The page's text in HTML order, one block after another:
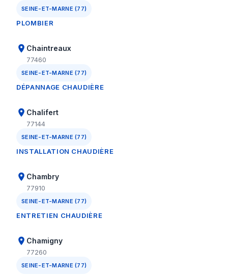
SEINE-ET-MARNE (77)
PLOMBIER
Chaintreaux
77460
SEINE-ET-MARNE (77)
DÉPANNAGE CHAUDIÈRE
Chalifert
77144
SEINE-ET-MARNE (77)
INSTALLATION CHAUDIÈRE
Chambry
77910
SEINE-ET-MARNE (77)
ENTRETIEN CHAUDIÈRE
Chamigny
77260
SEINE-ET-MARNE (77)